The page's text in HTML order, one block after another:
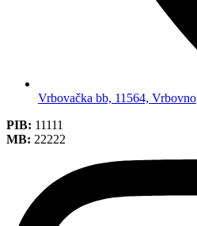
Vrbovačka bb, 11564, Vrbovno
PIB: 11111
MB: 22222